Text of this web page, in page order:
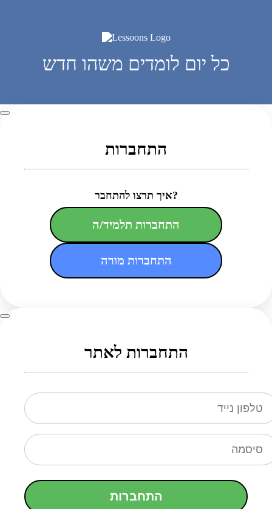
כל יום לומדים משהו חדש
התחברות
איך תרצו להתחבר?
התחברות תלמיד/ה
התחברות מורה
התחברות לאתר
התחברות